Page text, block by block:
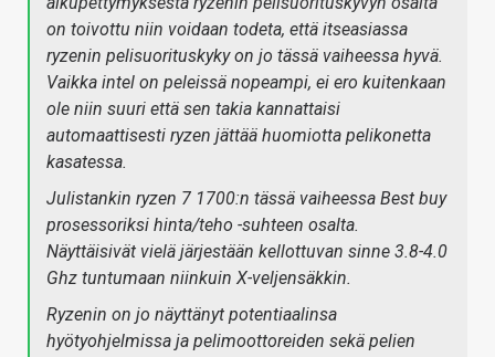
on toivottu niin voidaan todeta, että itseasiassa
ryzenin pelisuorituskyky on jo tässä vaiheessa hyvä.
Vaikka intel on peleissä nopeampi, ei ero kuitenkaan
ole niin suuri että sen takia kannattaisi
automaattisesti ryzen jättää huomiotta pelikonetta
kasatessa.
Julistankin ryzen 7 1700:n tässä vaiheessa Best buy
prosessoriksi hinta/teho -suhteen osalta.
Näyttäisivät vielä järjestään kellottuvan sinne 3.8-4.0
Ghz tuntumaan niinkuin X-veljensäkkin.
Ryzenin on jo näyttänyt potentiaalinsa
hyötyohjelmissa ja pelimoottoreiden sekä pelien